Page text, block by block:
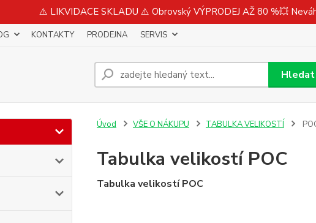
⚠️ LIKVIDACE SKLADU ⚠️ Obrovský VÝPRODEJ AŽ 80 %💥
KONTAKTY PRODEJNA SERVIS
Hledat
Úvod VŠE O NÁKUPU TABULKA VELIKOSTÍ
Tabulka velikostí POC
Tabulka velikostí POC